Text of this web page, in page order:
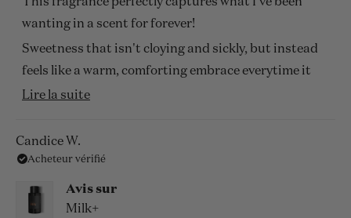
étoiles
wanting in a scent for forever!
Sweetness that isn't cloying and sickly, but instead
feels like a warm, comforting embrace everytime it
hits you. This combined with the 'warm glass of
overpower a room, yet will definelty leave an
impression on whoever you pass by makes it a must
Will definitely be buying a bigger size next time.
Lire la suiteEn
sur
avis
Candice W.
Acheteur vérifié
Avis sur
Milk+